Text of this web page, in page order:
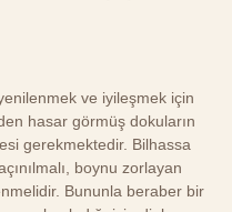
ve iyileşmek için
hasar görmüş dokuların
gerekmektedir. Bilhassa
boynu zorlayan
Bununla beraber bir